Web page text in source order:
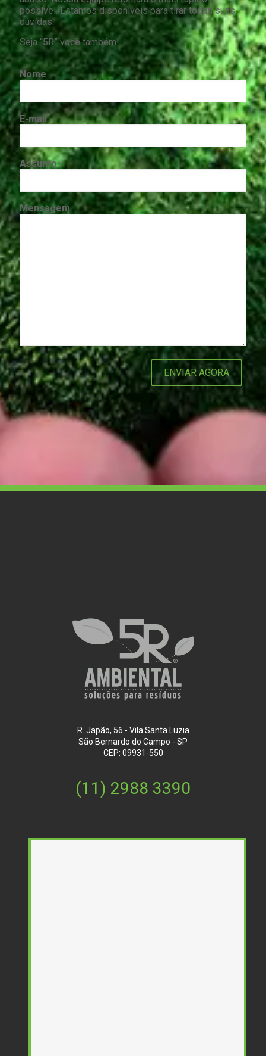
possível. Estamos disponíveis para tirar todas suas
dúvidas.
Seja “5R” você também!
Nome
E-mail
Assunto
Mensagem
R. Japão, 56 - Vila Santa Luzia
São Bernardo do Campo - SP
CEP: 09931-550
(11) 2988 3390